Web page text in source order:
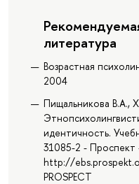
литература
Возрастная
2004
Пищальникова В.А.,
идентичность.
31085-2 -
http://
PROSPECT